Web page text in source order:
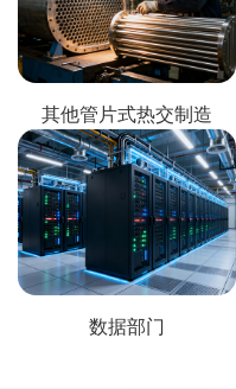
其他管片式热交制造
数据部门